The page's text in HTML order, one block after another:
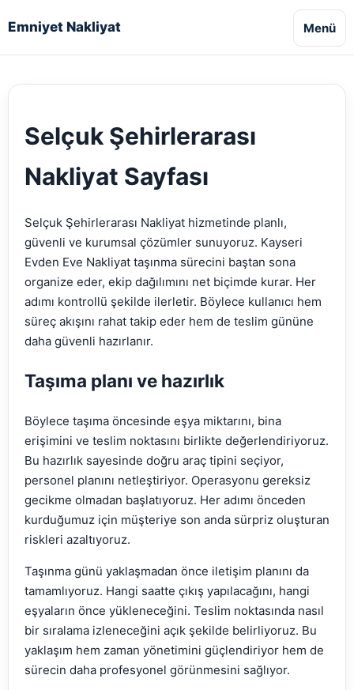
Emniyet Nakliyat Menü
Selçuk Şehirlerarası
Nakliyat Sayfası
Selçuk Şehirlerarası Nakliyat hizmetinde planlı,
güvenli ve kurumsal çözümler sunuyoruz. Kayseri
Evden Eve Nakliyat taşınma sürecini baştan sona
organize eder, ekip dağılımını net biçimde kurar. Her
adımı kontrollü şekilde ilerletir. Böylece kullanıcı hem
süreç akışını rahat takip eder hem de teslim gününe
daha güvenli hazırlanır.
Taşıma planı ve hazırlık
Böylece taşıma öncesinde eşya miktarını, bina
erişimini ve teslim noktasını birlikte değerlendiriyoruz.
Bu hazırlık sayesinde doğru araç tipini seçiyor,
personel planını netleştiriyor. Operasyonu gereksiz
gecikme olmadan başlatıyoruz. Her adımı önceden
kurduğumuz için müşteriye son anda sürpriz oluşturan
riskleri azaltıyoruz.
Taşınma günü yaklaşmadan önce iletişim planını da
tamamlıyoruz. Hangi saatte çıkış yapılacağını, hangi
eşyaların önce yükleneceğini. Teslim noktasında nasıl
bir sıralama izleneceğini açık şekilde belirliyoruz. Bu
yaklaşım hem zaman yönetimini güçlendiriyor hem de
sürecin daha profesyonel görünmesini sağlıyor.